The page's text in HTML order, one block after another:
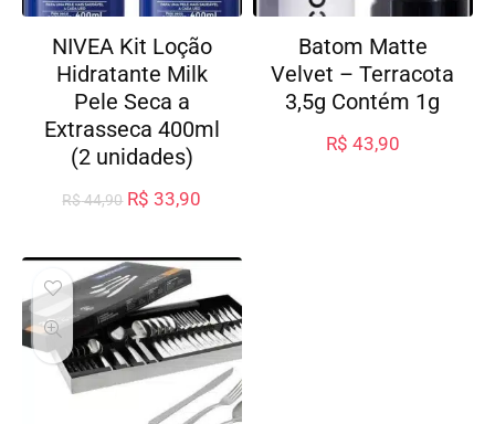
NIVEA Kit Loção
Hidratante Milk
Pele Seca a
Extrasseca 400ml
(2 unidades)
R$44,90 R$ 33,90
Batom Matte
Velvet – Terracota
3,5g Contém 1g
R$ 43,90